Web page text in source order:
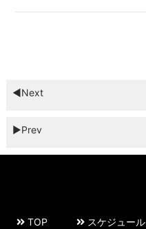
◀︎Next
▶︎Prev
TOP スケジュール